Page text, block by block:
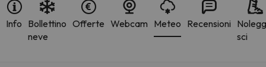
Info Bollettino
neve
Offerte Webcam Meteo Recensioni
sci